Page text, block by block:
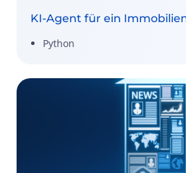
KI-Agent für ein
Python